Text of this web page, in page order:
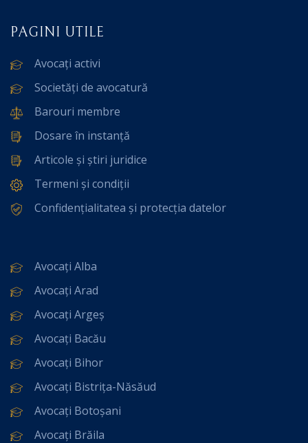
PAGINI UTILE
Avocați activi
Societăți de avocatură
Barouri membre
Dosare în instanță
Articole și știri juridice
Termeni și condiții
Confidențialitatea și protecția datelor
Avocați Alba
Avocați Arad
Avocați Argeș
Avocați Bacău
Avocați Bihor
Avocați Bistrița-Năsăud
Avocați Botoșani
Avocați Brăila